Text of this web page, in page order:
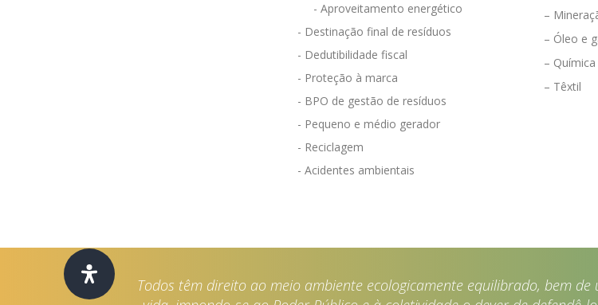
- Aproveitamento energético
- Destinação final de resíduos
- Dedutibilidade fiscal
- Proteção à marca
- BPO de gestão de resíduos
- Pequeno e médio gerador
- Reciclagem
- Acidentes ambientais
–
– Óleo e
–
– Têxtil
Todos têm direito ao meio ambiente ecologicamente equilibrado, bem